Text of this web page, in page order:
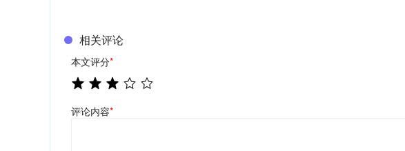
相关评论
本文评分*
评论内容*